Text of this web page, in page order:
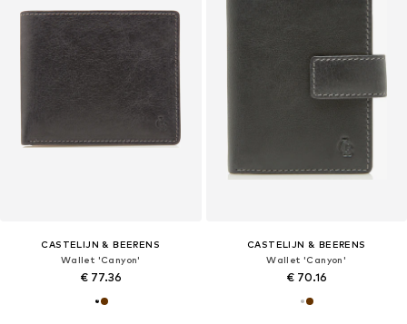
CASTELIJN & BEERENS
Wallet 'Canyon'
€ 77.36
CASTELIJN & BEERENS
Wallet 'Canyon'
€ 70.16